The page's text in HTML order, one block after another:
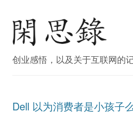
创业感悟，以及关于互联网的
Dell 以为消费者是小孩子